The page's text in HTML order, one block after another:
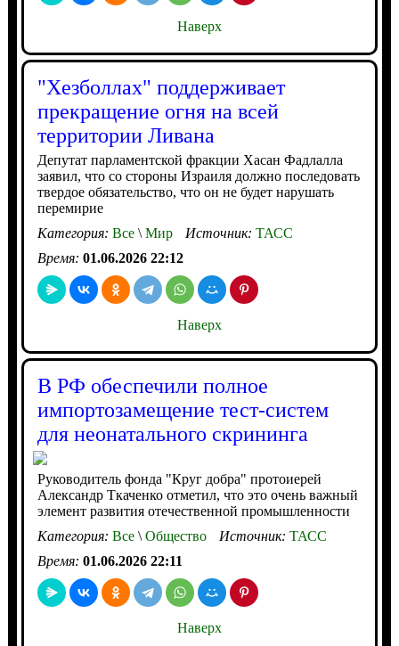
Наверх
"Хезболлах" поддерживает
прекращение огня на всей
территории Ливана
Депутат парламентской фракции Хасан Фадлалла
заявил, что со стороны Израиля должно последовать
твердое обязательство, что он не будет нарушать
перемирие
Категория: Все\Мир Источник: ТАСС
Время: 01.06.2026 22:12
Наверх
В РФ обеспечили полное
импортозамещение тест-систем
для неонатального скрининга
Руководитель фонда "Круг добра" протоиерей
Александр Ткаченко отметил, что это очень важный
элемент развития отечественной промышленности
Категория: Все\Общество Источник: ТАСС
Время: 01.06.2026 22:11
Наверх